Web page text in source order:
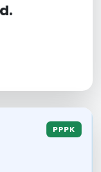
PPPK